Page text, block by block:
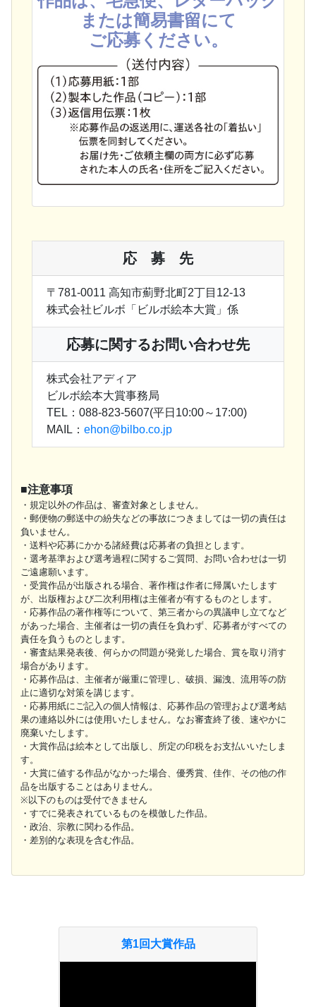
または簡易書留にて
ご応募ください。
応 募 先
〒781-0011 高知市薊野北町2丁目12-13
株式会社ビルボ「ビルボ絵本大賞」係
応募に関するお問い合わせ先
株式会社アディア
ビルボ絵本大賞事務局
TEL：088-823-5607(平日10:00～17:00)
MAIL：ehon@bilbo.co.jp
■注意事項
・規定以外の作品は、審査対象としません。
・郵便物の郵送中の紛失などの事故につきましては一切の責任は
負いません。
・送料や応募にかかる諸経費は応募者の負担とします。
・選考基準および選考過程に関するご質問、お問い合わせは一切
ご遠慮願います。
・受賞作品が出版される場合、著作権は作者に帰属いたします
が、出版権および二次利用権は主催者が有するものとします。
・応募作品の著作権等について、第三者からの異議申し立てなど
があった場合、主催者は一切の責任を負わず、応募者がすべての
責任を負うものとします。
・審査結果発表後、何らかの問題が発覚した場合、賞を取り消す
場合があります。
・応募作品は、主催者が厳重に管理し、破損、漏洩、流用等の防
止に適切な対策を講じます。
・応募用紙にご記入の個人情報は、応募作品の管理および選考結
果の連絡以外には使用いたしません。なお審査終了後、速やかに
廃棄いたします。
・大賞作品は絵本として出版し、所定の印税をお支払いいたしま
す。
・大賞に値する作品がなかった場合、優秀賞、佳作、その他の作
品を出版することはありません。
※以下のものは受付できません
・すでに発表されているものを模倣した作品。
・政治、宗教に関わる作品。
・差別的な表現を含む作品。
第1回大賞作品